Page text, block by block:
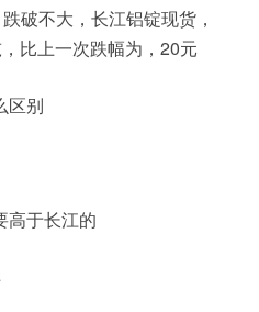
破不大，长江铝锭现货，
比上一次跌幅为，20元
区别
高于长江的